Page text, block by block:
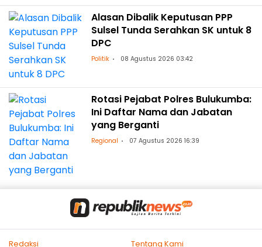
Alasan Dibalik Keputusan PPP
Sulsel Tunda Serahkan SK untuk 8
DPC
Politik 08 Agustus 2026 03:42
Rotasi Pejabat Polres Bulukumba:
Ini Daftar Nama dan Jabatan
yang Berganti
Regional 07 Agustus 2026 16:39
Redaksi Tentang Kami